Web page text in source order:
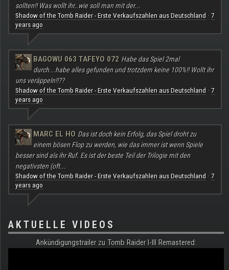
sollten!! Was wollt ihr..wie soll man mit der...
Shadow of the Tomb Raider - Erste Verkaufszahlen aus Deutschland · 7
years ago
BAGOWU 063 TAFEYO 072 Habe das Spiel 2mal
durch...habe alles gefunden und trotzdem keine 100%!! Wollt ihr
uns veräppeln!!??
Shadow of the Tomb Raider - Erste Verkaufszahlen aus Deutschland · 7
years ago
MARC EL HO Das ist doch kein Erfolg, das Spiel droht zu
einem bösen Flop zu werden, wie das immer ist wenn Spiele
besser sind als ihr Ruf. Es ist der beste Teil der Trilogie mit den
negativsten (oft...
Shadow of the Tomb Raider - Erste Verkaufszahlen aus Deutschland · 7
years ago
AKTUELLE VIDEOS
Ankündigungstrailer zu Tomb Raider I-III Remastered: